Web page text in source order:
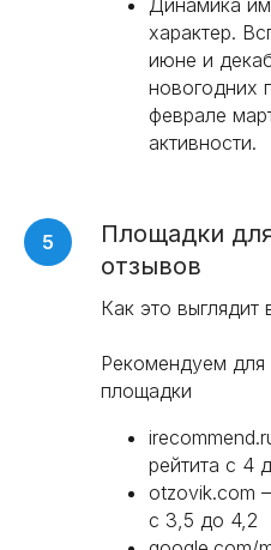
Динамика
характер.
июне и
новогодних
феврале
активности.
Площадки
отзывов
Как это выглядит
Рекомендуем
площадки
рейтита с 4
otzovik.com
с 3,5 до 4,2